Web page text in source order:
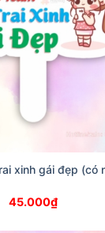
xinh gái đẹp (có
45.000₫